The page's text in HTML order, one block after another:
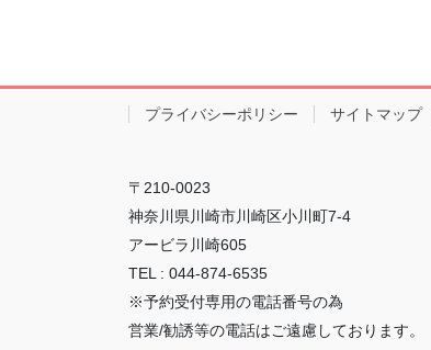
プライバシーポリシー サイトマップ
〒210-0023
神奈川県川崎市川崎区小川町7-4
アービラ川崎605
TEL : 044-874-6535
※予約受付専用の電話番号の為
営業/勧誘等の電話はご遠慮しております。